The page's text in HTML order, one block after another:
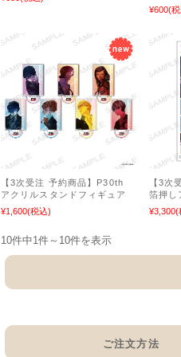
¥600(
【3次受注 予約商品】P30th
アクリルスタンドフィギュア
¥1,600(税込)
【3次
箔押し
¥3,300(
10件中1件～10件を表示
ご注文方法